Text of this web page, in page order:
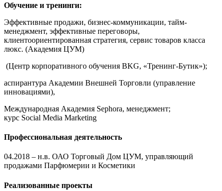
Обучение и тренинги:
Эффективные продажи, бизнес-коммуникации, тайм-
менеджмент, эффективные переговоры,
клиентоориентированная стратегия, сервис товаров класса
люкс. (Академия ЦУМ)
(Центр корпоративного обучения BKG, «Тренинг-Бутик»);
аспирантура Академии Внешней Торговли (управление
инновациями),
Международная Академия Sephora, менеджмент;
курс Social Media Marketing
Профессиональная деятельность
04.2018 – н.в. ОАО Торговый Дом ЦУМ, управляющий
продажами Парфюмерии и Косметики
Реализованные проекты